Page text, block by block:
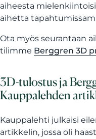
aiheesta
aihetta
Ota myös seurantaan
tilimme Berggren 3D
3D-tulostus ja
Kauppalehden
Kauppalehti julkaisi
artikkelin, jossa oli